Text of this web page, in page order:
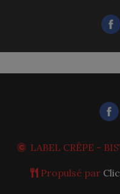
LABEL CRÊPE -
Propulsé par